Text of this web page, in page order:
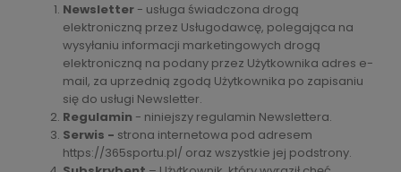
Newsletter - usługa świadczona drogą
elektroniczną przez Usługodawcę, polegająca na
wysyłaniu informacji marketingowych drogą
elektroniczną na podany przez Użytkownika adres e-
mail, za uprzednią zgodą Użytkownika po zapisaniu
się do usługi Newsletter.
Regulamin - niniejszy regulamin Newslettera.
Serwis - strona internetowa pod adresem
https://365sportu.pl/ oraz wszystkie jej podstrony.